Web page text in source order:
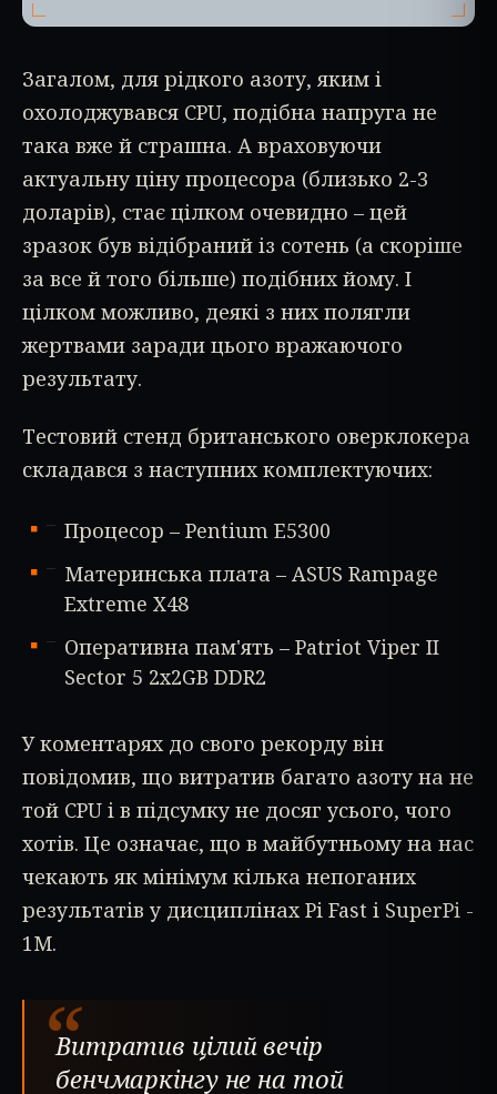
Загалом, для рідкого азоту, яким і
охолоджувався CPU, подібна напруга не
така вже й страшна. А враховуючи
актуальну ціну процесора (близько 2-3
доларів), стає цілком очевидно – цей
зразок був відібраний із сотень (а скоріше
за все й того більше) подібних йому. І
цілком можливо, деякі з них полягли
жертвами заради цього вражаючого
результату.
Тестовий стенд британського оверклокера
складався з наступних комплектуючих:
Процесор – Pentium E5300
Материнська плата – ASUS Rampage
Extreme X48
Оперативна пам'ять – Patriot Viper II
Sector 5 2x2GB DDR2
У коментарях до свого рекорду він
повідомив, що витратив багато азоту на не
той CPU і в підсумку не досяг усього, чого
хотів. Це означає, що в майбутньому на нас
чекають як мінімум кілька непоганих
результатів у дисциплінах Pi Fast і SuperPi -
1M.
“
Витратив цілий вечір
бенчмаркінгу не на той